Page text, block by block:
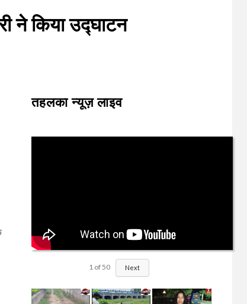
ने किया उद्घाटन
तहलका न्यूज़ लाइव
1 of 50 Next